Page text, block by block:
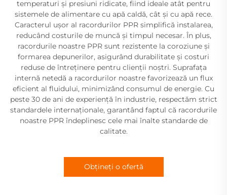
temperaturi și presiuni ridicate, fiind ideale atât pentru
sistemele de alimentare cu apă caldă, cât și cu apă rece.
Caracterul ușor al racordurilor PPR simplifică instalarea,
reducând costurile de muncă și timpul necesar. În plus,
racordurile noastre PPR sunt rezistente la coroziune și
formarea depunerilor, asigurând durabilitate și costuri
reduse de întreținere pentru clienții noștri. Suprafața
internă netedă a racordurilor noastre favorizează un flux
eficient al fluidului, minimizând consumul de energie. Cu
peste 30 de ani de experiență în industrie, respectăm strict
standardele internaționale, garantând faptul că racordurile
noastre PPR îndeplinesc cele mai înalte standarde de
calitate.
Obțineți o ofertă